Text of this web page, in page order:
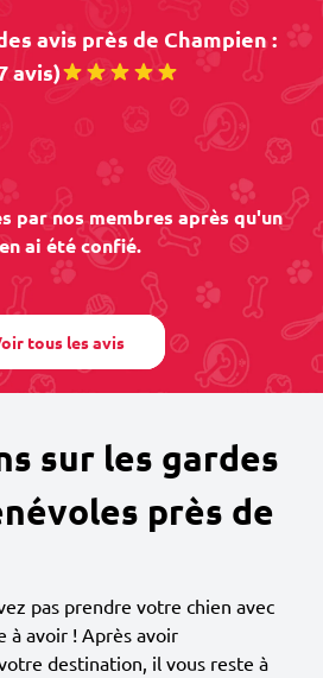
avis près de Champien :
avis)
par nos membres après qu'un
ai été confié.
tous les avis
sur les gardes
près de
pas prendre votre chien avec
à avoir ! Après avoir
destination, il vous reste à